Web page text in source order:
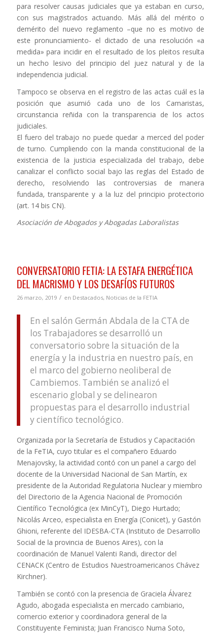
para resolver causas judiciales que ya estaban en curso,
con sus magistrados actuando. Más allá del mérito o
demérito del nuevo reglamento –que no es motivo de
este pronunciamiento- el dictado de una resolución «a
medida» para incidir en el resultado de los pleitos resulta
un hecho lesivo del principio del juez natural y de la
independencia judicial.
Tampoco se observa en el registro de las actas cuál es la
posición que asumió cada uno de los Camaristas,
circunstancia reñida con la transparencia de los actos
judiciales.
El fuero del trabajo no puede quedar a merced del poder
de turno. Cumpliendo con la manda constitucional de la
existencia de la justicia especializada del trabajo, debe
canalizar el conflicto social bajo las reglas del Estado de
derecho, resolviendo las controversias de manera
fundada, transparente y a la luz del principio protectorio
(art. 14 bis CN).
Asociación de Abogados y Abogadas Laboralistas
CONVERSATORIO FETIA: LA ESTAFA ENERGÉTICA
DEL MACRISMO Y LOS DESAFÍOS FUTUROS
26 marzo, 2019 / en Destacados, Noticias de la FETIA
En el salón Germán Abdala de la CTA de
los Trabajadores se desarrolló un
conversatorio sobre la situación de la
energía y la industria en nuestro país, en
el marco del gobierno neoliberal de
Cambiemos. También se analizó el
escenario global y se delinearon
propuestas para el desarrollo industrial
y científico tecnológico.
Organizada por la Secretaría de Estudios y Capacitación
de la FeTIA, cuyo titular es el compañero Eduardo
Menajovsky, la actividad contó con un panel a cargo del
docente de la Universidad Nacional de San Martín, ex
presidente de la Autoridad Regulatoria Nuclear y miembro
del Directorio de la Agencia Nacional de Promoción
Científico Tecnológica (ex MinCyT), Diego Hurtado;
Nicolás Arceo, especialista en Energía (Conicet), y Gastón
Ghioni, referente del IDESBA-CTA (Instituto de Desarrollo
Social de la provincia de Buenos Aires), con la
coordinación de Manuel Valenti Randi, director del
CENACK (Centro de Estudios Nuestroamericanos Chávez
Kirchner).
También se contó con la presencia de Graciela Álvarez
Agudo, abogada especialista en mercado cambiario,
comercio exterior y coordinadora general de la
Constituyente Feminista; Juan Francisco Numa Soto,